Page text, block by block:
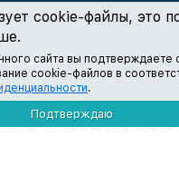
cookie-файлы, это
сайта вы подтверждаете
cookie-файлов в
.
Подтверждаю
данных
сайта: товары, услуги, цены